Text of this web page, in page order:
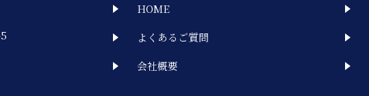
HOME
よくあるご質問
会社概要